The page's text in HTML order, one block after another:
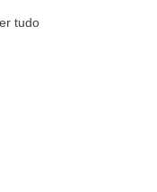
tudo